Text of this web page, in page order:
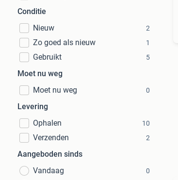
Conditie
Nieuw
2
Zo goed als nieuw 1
Gebruikt 5
Moet nu weg
Moet nu weg
0
Levering
Ophalen
10
Verzenden 2
Aangeboden sinds
Vandaag
0